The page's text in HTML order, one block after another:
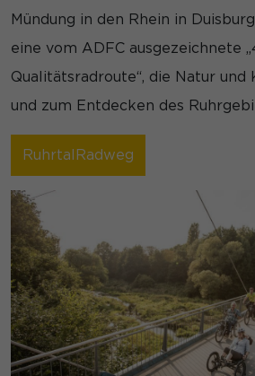
Mündung in den Rhein in
eine vom ADFC ausgezeichnete
Qualitätsradroute“, die Natur
und zum Entdecken des
RuhrtalRadweg